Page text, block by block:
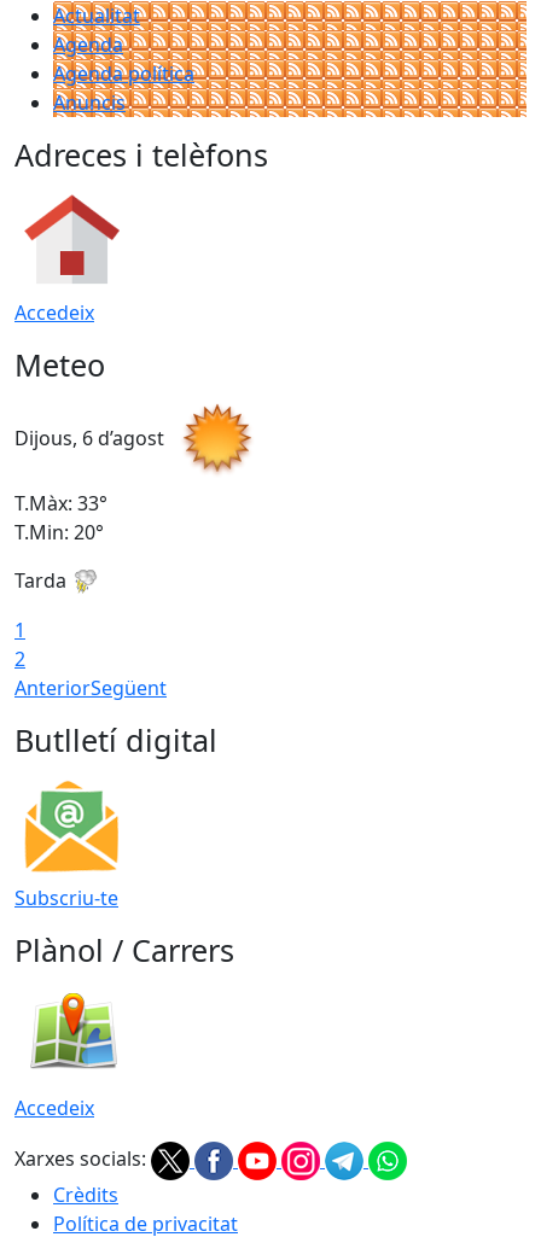
Actualitat
Agenda
Agenda política
Anuncis
Adreces i telèfons
Accedeix
Meteo
Dijous, 6 d’agost
T.Màx: 33°
T.Min: 20°
Tarda
1
2
AnteriorSegüent
Butlletí digital
Subscriu-te
Plànol / Carrers
Accedeix
Xarxes socials:
Crèdits
Política de privacitat